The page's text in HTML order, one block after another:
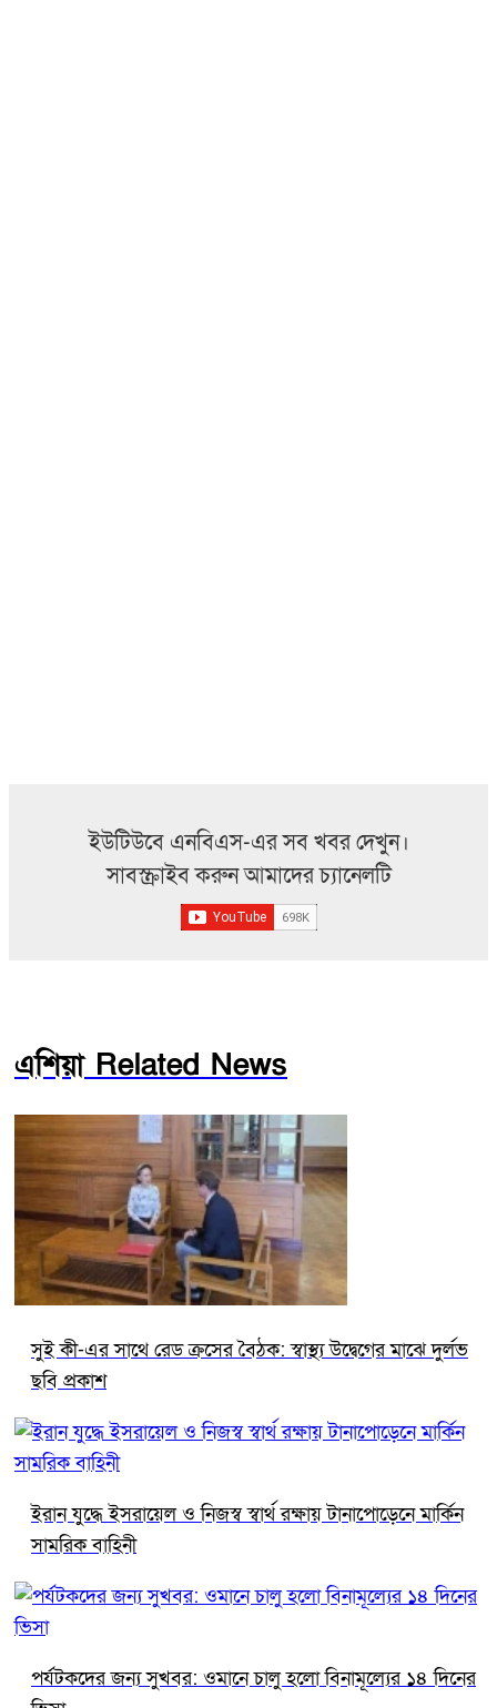
ইউটিউবে এনবিএস-এর সব খবর দেখুন।
সাবস্ক্রাইব করুন আমাদের চ্যানেলটি
এশিয়া Related News
সুই কী-এর সাথে রেড ক্রসের বৈঠক: স্বাস্থ্য উদ্বেগের মাঝে দুর্লভ
ছবি প্রকাশ
ইরান যুদ্ধে ইসরায়েল ও নিজস্ব স্বার্থ রক্ষায় টানাপোড়েনে মার্কিন
সামরিক বাহিনী
পর্যটকদের জন্য সুখবর: ওমানে চালু হলো বিনামূল্যের ১৪ দিনের